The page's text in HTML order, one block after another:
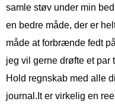
samle støv under min
en bedre måde, der er
måde at forbrænde fedt
jeg vil gerne drøfte et par
Hold regnskab med alle
journal.It er virkelig en